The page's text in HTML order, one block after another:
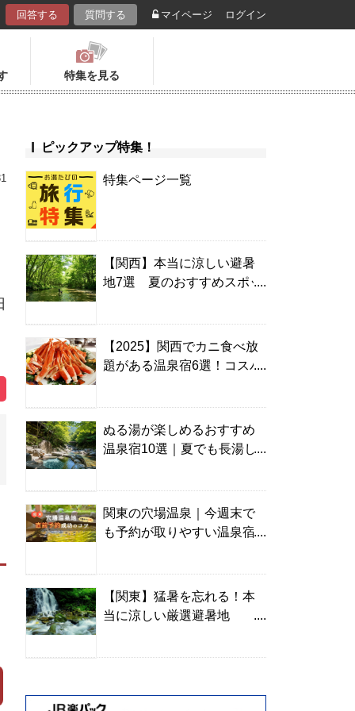
回答する 質問する マイページ ログイン
特集を見る
ピックアップ特集！
特集ページ一覧
【関西】本当に涼しい避暑
地7選 夏のおすすめスポッ
【2025】関西でカニ食べ放
題がある温泉宿6選！コスパ
ぬる湯が楽しめるおすすめ
温泉宿10選｜夏でも長湯し
関東の穴場温泉｜今週末で
も予約が取りやすい温泉宿
【関東】猛暑を忘れる！本
当に涼しい厳選避暑地